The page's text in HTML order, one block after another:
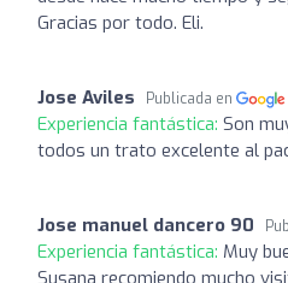
Gracias por todo. Eli.
Jose Aviles Publicada en
Experiencia fantástica: Son
todos un trato excelente al
Jose manuel dancero 90
Experiencia fantástica: Muy
Susana recomiendo mucho